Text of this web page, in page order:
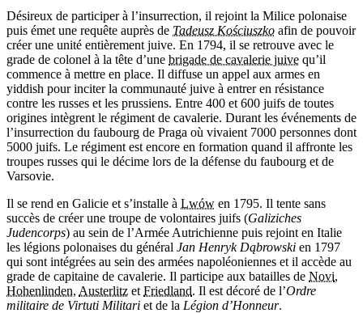
Désireux de participer à l’insurrection, il rejoint la Milice polonaise
puis émet une requête auprès de Tadeusz Kościuszko afin de pouvoir
créer une unité entièrement juive. En 1794, il se retrouve avec le
grade de colonel à la tête d’une brigade de cavalerie juive qu’il
commence à mettre en place. Il diffuse un appel aux armes en
yiddish pour inciter la communauté juive à entrer en résistance
contre les russes et les prussiens. Entre 400 et 600 juifs de toutes
origines intègrent le régiment de cavalerie. Durant les événements de
l’insurrection du faubourg de Praga où vivaient 7000 personnes dont
5000 juifs. Le régiment est encore en formation quand il affronte les
troupes russes qui le décime lors de la défense du faubourg et de
Varsovie.
Il se rend en Galicie et s’installe à Lwów en 1795. Il tente sans
succès de créer une troupe de volontaires juifs (Galiziches
Judencorps) au sein de l’Armée Autrichienne puis rejoint en Italie
les légions polonaises du général Jan Henryk Dąbrowski en 1797
qui sont intégrées au sein des armées napoléoniennes et il accède au
grade de capitaine de cavalerie. Il participe aux batailles de Novi,
Hohenlinden, Austerlitz et Friedland. Il est décoré de l’Ordre
militaire de Virtuti Militari et de la Légion d’Honneur.